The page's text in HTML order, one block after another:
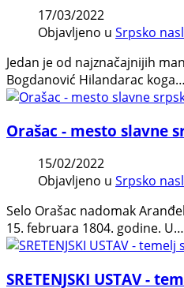
17/03/2022
Objavljeno u Srpsko
Jedan je od najznačajnijih
Bogdanović Hilandarac koga…
Orašac - mesto slavne
15/02/2022
Objavljeno u Srpsko
Selo Orašac nadomak
15. februara 1804. godine. U…
SRETENJSKI USTAV -